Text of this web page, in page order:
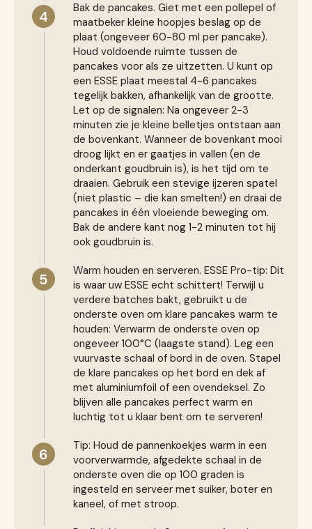
4
Bak de pancakes. Giet met een pollepel of
maatbeker kleine hoopjes beslag op de
plaat (ongeveer 60-80 ml per pancake).
Houd voldoende ruimte tussen de
pancakes voor als ze uitzetten. U kunt op
een ESSE plaat meestal 4-6 pancakes
tegelijk bakken, afhankelijk van de grootte.
Let op de signalen: Na ongeveer 2-3
minuten zie je kleine belletjes ontstaan aan
de bovenkant. Wanneer de bovenkant mooi
droog lijkt en er gaatjes in vallen (en de
onderkant goudbruin is), is het tijd om te
draaien. Gebruik een stevige ijzeren spatel
(niet plastic – die kan smelten!) en draai de
pancakes in één vloeiende beweging om.
Bak de andere kant nog 1-2 minuten tot hij
ook goudbruin is.
5
Warm houden en serveren. ESSE Pro-tip: Dit
is waar uw ESSE echt schittert! Terwijl u
verdere batches bakt, gebruikt u de
onderste oven om klare pancakes warm te
houden: Verwarm de onderste oven op
ongeveer 100°C (laagste stand). Leg een
vuurvaste schaal of bord in de oven. Stapel
de klare pancakes op het bord en dek af
met aluminiumfoil of een ovendeksel. Zo
blijven alle pancakes perfect warm en
luchtig tot u klaar bent om te serveren!
6
Tip: Houd de pannenkoekjes warm in een
voorverwarmde, afgedekte schaal in de
onderste oven die op 100 graden is
ingesteld en serveer met suiker, boter en
kaneel, of met stroop.